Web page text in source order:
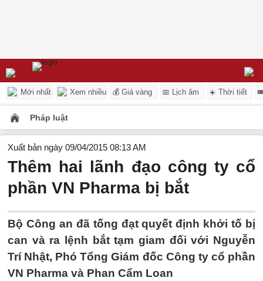
Mới nhất Xem nhiều 💰 Giá vàng 📅 Lịch âm ☀️ Thời tiết
Pháp luật
Xuất bản ngày 09/04/2015 08:13 AM
Thêm hai lãnh đạo công ty cổ
phần VN Pharma bị bắt
Bộ Công an đã tống đạt quyết định khởi tố bị
can và ra lệnh bắt tạm giam đối với Nguyễn
Trí Nhật, Phó Tổng Giám đốc Công ty cổ phần
VN Pharma và Phan Cẩm Loan